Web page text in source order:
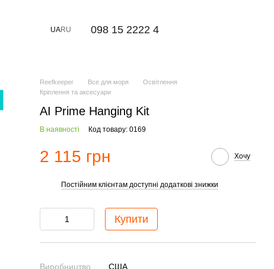
UARU ⠀098 15 2222 4
Reefkeeper Все для моря
Освітлення
Кріплення та аксесуари
AI Prime Hanging Kit
В наявності Код товару: 0169
2 115 грн Хочу
Постійним клієнтам доступні додаткові знижки
Купити
Виробництво США